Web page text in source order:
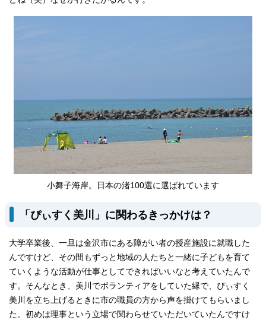
小舞子海岸。日本の渚100選に選ばれています
「ぴぃすく美川」に関わるきっかけは？
大学卒業後、一旦は金沢市にある障がい者の授産施設に就職した
んですけど、その間もずっと地域の人たちと一緒に子どもを育て
ていくような活動が仕事としてできればいいなと考えていたんで
す。そんなとき、美川でボランティアをしていた縁で、ぴぃすく
美川を立ち上げるときに市の職員の方から声を掛けてもらいまし
た。初めは理事という立場で関わらせていただいていたんですけ